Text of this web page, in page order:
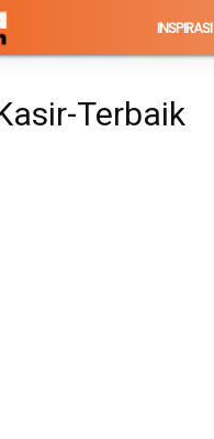
INSPIRASI
Terbaik